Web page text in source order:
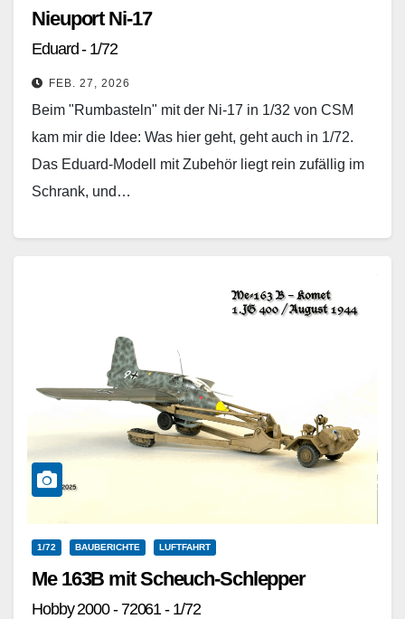
Nieuport Ni-17
Eduard - 1/72
FEB. 27, 2026
Beim "Rumbasteln" mit der Ni-17 in 1/32 von CSM
kam mir die Idee: Was hier geht, geht auch in 1/72.
Das Eduard-Modell mit Zubehör liegt rein zufällig im
Schrank, und…
1/72 BAUBERICHTE LUFTFAHRT
Me 163B mit Scheuch-Schlepper
Hobby 2000 - 72061 - 1/72